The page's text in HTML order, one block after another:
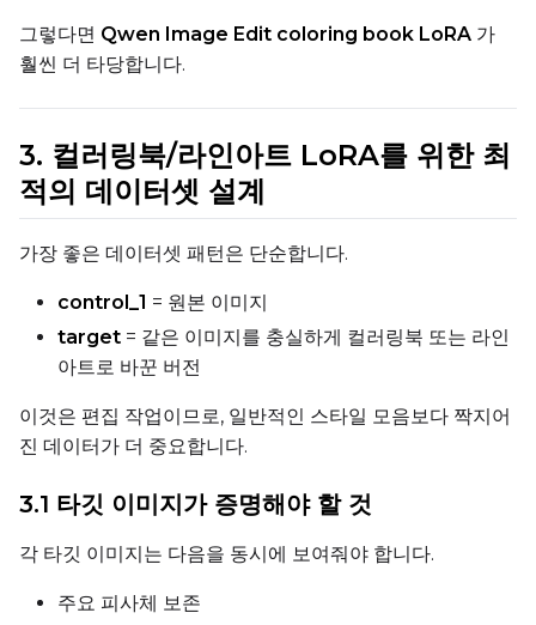
Num Repeats
Caption Dropout Rate
Settings
ToggleCache Latents
Cache Latents
그렇다면 Qwen Image Edit coloring book LoRA 가
훨씬 더 타당합니다.
3. 컬러링북/라인아트 LoRA를 위한 최
적의 데이터셋 설계
가장 좋은 데이터셋 패턴은 단순합니다.
control_1 = 원본 이미지
target = 같은 이미지를 충실하게 컬러링북 또는 라인
아트로 바꾼 버전
이것은 편집 작업이므로, 일반적인 스타일 모음보다 짝지어
진 데이터가 더 중요합니다.
3.1 타깃 이미지가 증명해야 할 것
각 타깃 이미지는 다음을 동시에 보여줘야 합니다.
주요 피사체 보존